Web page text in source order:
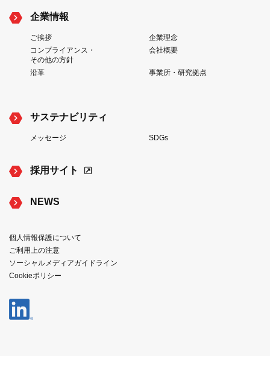
企業情報
ご挨拶
企業理念
コンプライアンス・
その他の方針
会社概要
沿革 事業所・研究拠点
サステナビリティ
メッセージ SDGs
採用サイト
NEWS
個人情報保護について
ご利用上の注意
ソーシャルメディアガイドライン
Cookieポリシー